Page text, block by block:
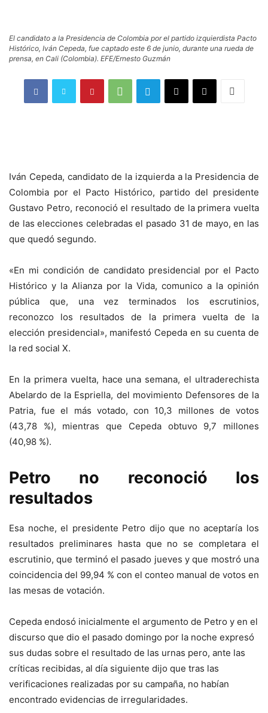
El candidato a la Presidencia de Colombia por el partido izquierdista Pacto
Histórico, Iván Cepeda, fue captado este 6 de junio, durante una rueda de
prensa, en Cali (Colombia). EFE/Ernesto Guzmán
Iván Cepeda, candidato de la izquierda a la Presidencia de
Colombia por el Pacto Histórico, partido del presidente
Gustavo Petro, reconoció el resultado de la primera vuelta
de las elecciones celebradas el pasado 31 de mayo, en las
que quedó segundo.
«En mi condición de candidato presidencial por el Pacto
Histórico y la Alianza por la Vida, comunico a la opinión
pública que, una vez terminados los escrutinios,
reconozco los resultados de la primera vuelta de la
elección presidencial», manifestó Cepeda en su cuenta de
la red social X.
En la primera vuelta, hace una semana, el ultraderechista
Abelardo de la Espriella, del movimiento Defensores de la
Patria, fue el más votado, con 10,3 millones de votos
(43,78 %), mientras que Cepeda obtuvo 9,7 millones
(40,98 %).
Petro no reconoció los
resultados
Esa noche, el presidente Petro dijo que no aceptaría los
resultados preliminares hasta que no se completara el
escrutinio, que terminó el pasado jueves y que mostró una
coincidencia del 99,94 % con el conteo manual de votos en
las mesas de votación.
Cepeda endosó inicialmente el argumento de Petro y en el
discurso que dio el pasado domingo por la noche expresó
sus dudas sobre el resultado de las urnas pero, ante las
críticas recibidas, al día siguiente dijo que tras las
verificaciones realizadas por su campaña, no habían
encontrado evidencias de irregularidades.